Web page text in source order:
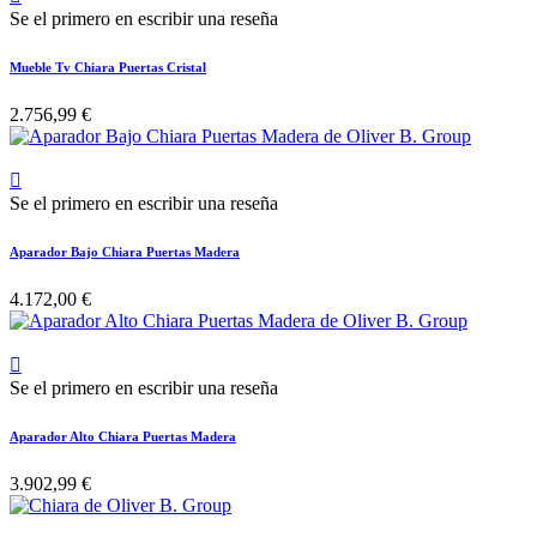
Se el primero en escribir una reseña
Mueble Tv Chiara Puertas Cristal
2.756,99 €

Se el primero en escribir una reseña
Aparador Bajo Chiara Puertas Madera
4.172,00 €

Se el primero en escribir una reseña
Aparador Alto Chiara Puertas Madera
3.902,99 €